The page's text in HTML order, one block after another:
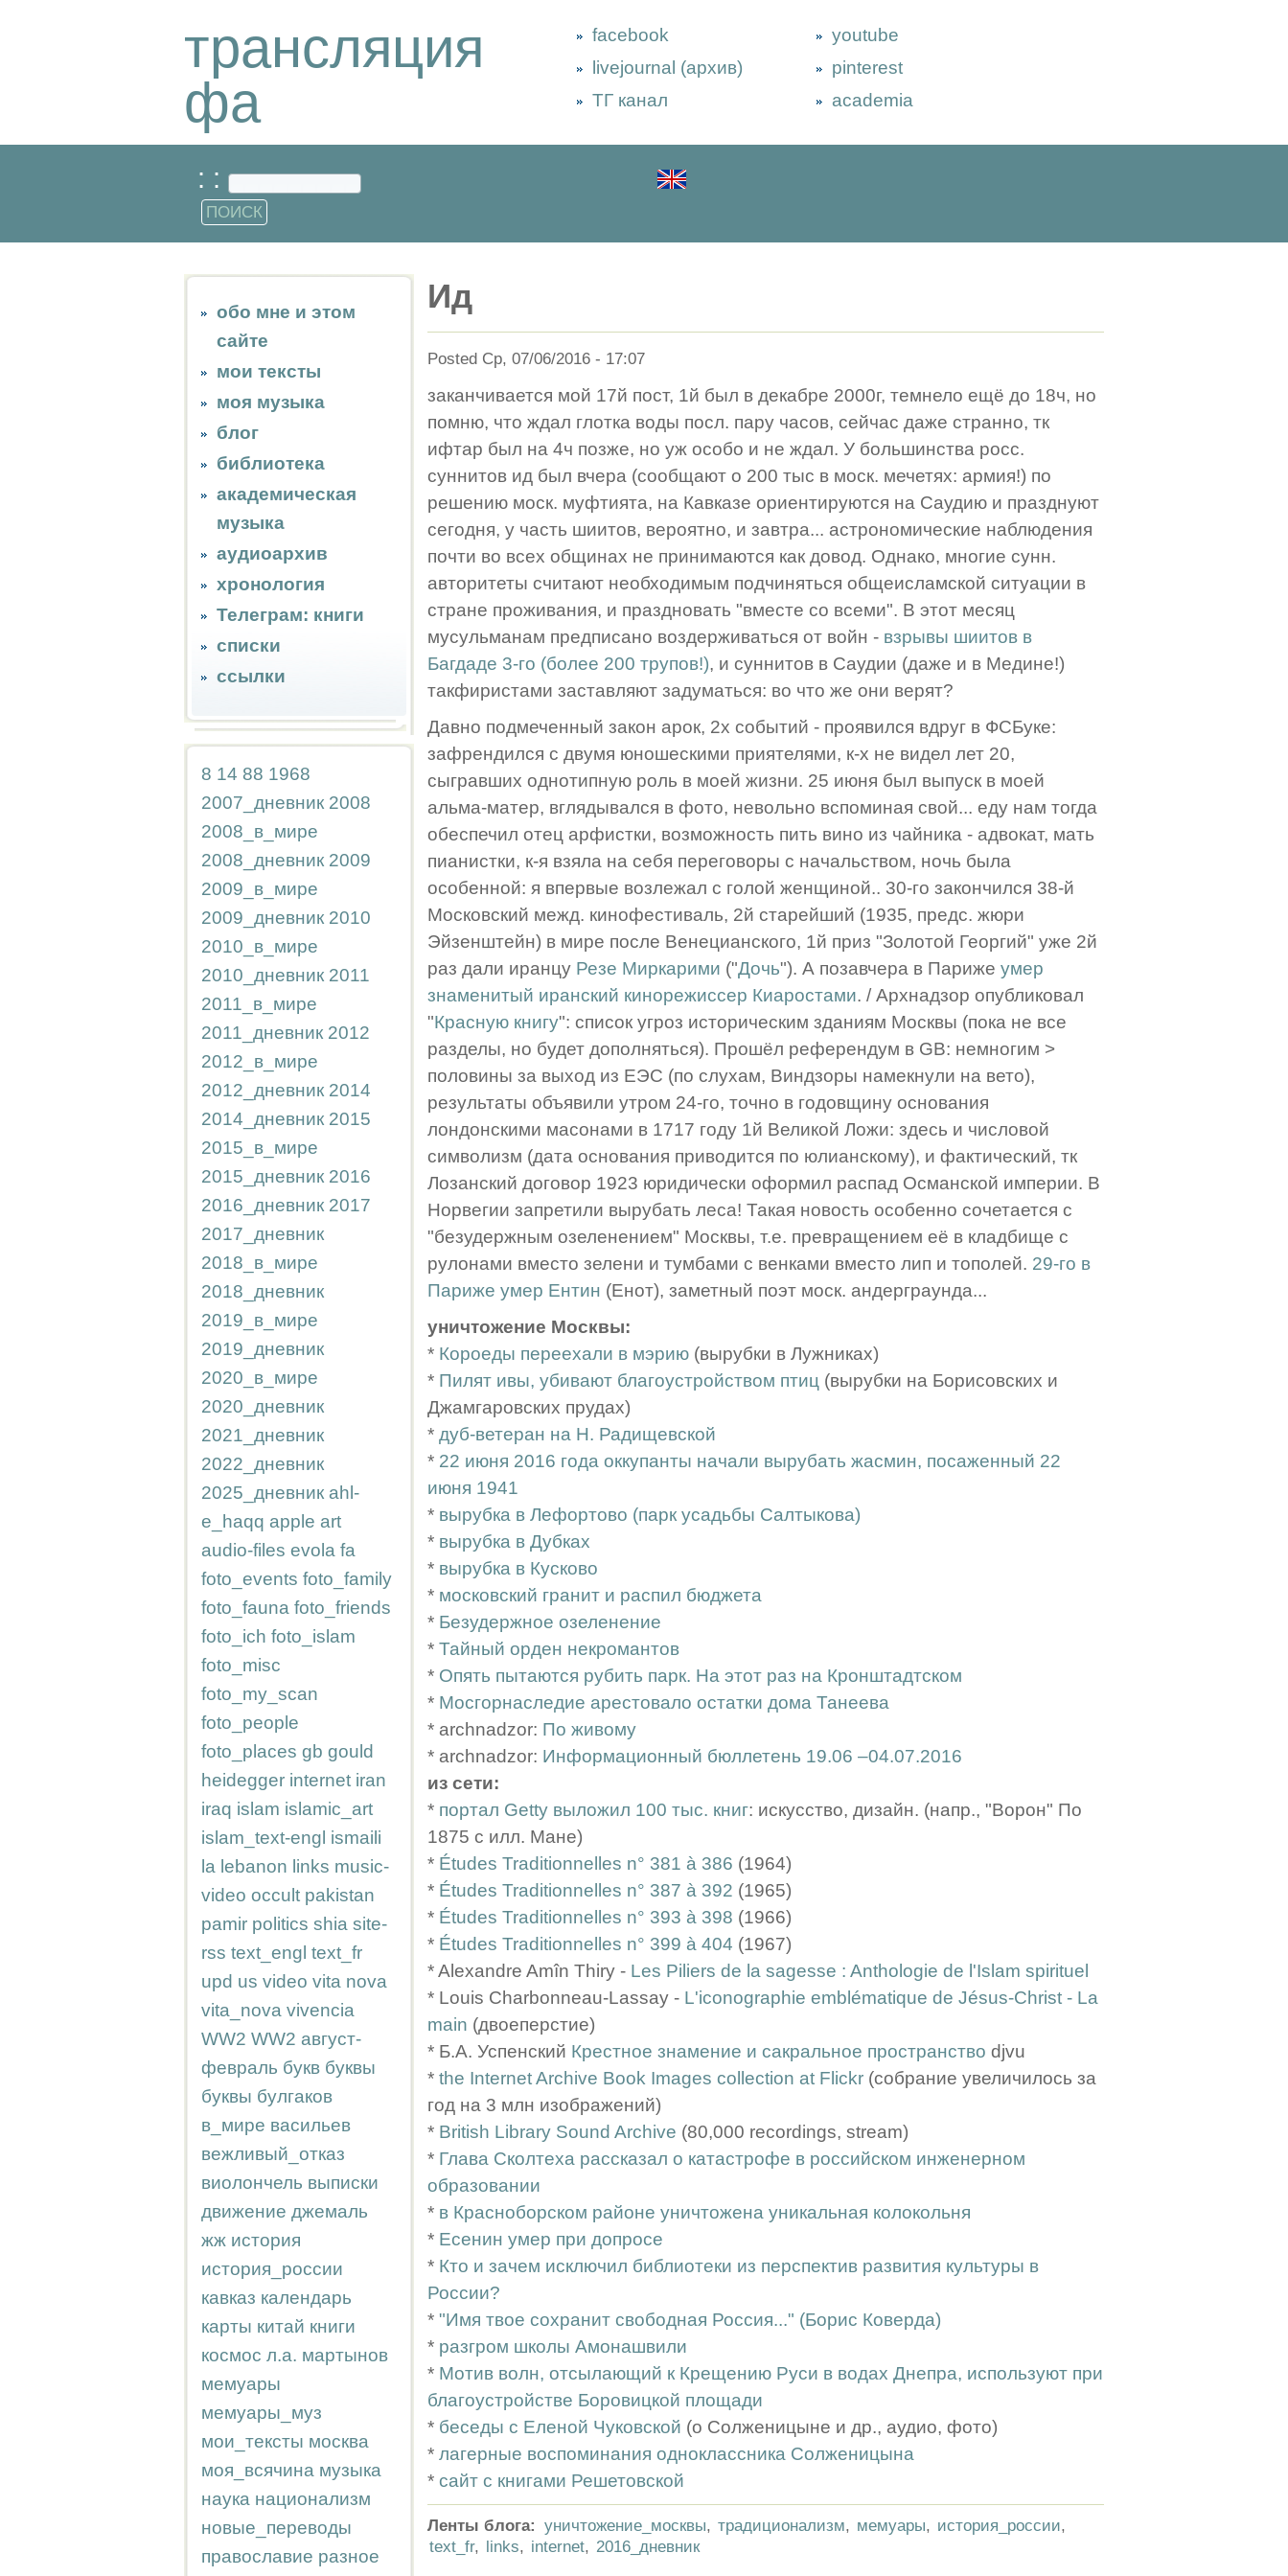
трансляция
фа
facebook
livejournal (архив)
ТГ канал
youtube
pinterest
academia
: :
обо мне и этом
сайте
мои тексты
моя музыка
блог
библиотека
академическая
музыка
аудиоархив
хронология
Телеграм: книги
списки
ссылки
8 14 88 1968
2007_дневник 2008
2008_в_мире
2008_дневник 2009
2009_в_мире
2009_дневник 2010
2010_в_мире
2010_дневник 2011
2011_в_мире
2011_дневник 2012
2012_в_мире
2012_дневник 2014
2014_дневник 2015
2015_в_мире
2015_дневник 2016
2016_дневник 2017
2017_дневник
2018_в_мире
2018_дневник
2019_в_мире
2019_дневник
2020_в_мире
2020_дневник
2021_дневник
2022_дневник
2025_дневник ahl-
e_haqq apple art
audio-files evola fa
foto_events foto_family
foto_fauna foto_friends
foto_ich foto_islam
foto_misc
foto_my_scan
foto_people
foto_places gb gould
heidegger internet iran
iraq islam islamic_art
islam_text-engl ismaili
la lebanon links music-
video occult pakistan
pamir politics shia site-
rss text_engl text_fr
upd us video vita nova
vita_nova vivencia
WW2 WW2 август-
февраль букв буквы
буквы булгаков
в_мире васильев
вежливый_отказ
виолончель выписки
движение джемаль
жж история
история_россии
кавказ календарь
карты китай книги
космос л.а. мартынов
мемуары
мемуары_муз
мои_тексты москва
моя_всячина музыка
наука национализм
новые_переводы
православие разное
Ид
Posted Ср, 07/06/2016 - 17:07
заканчивается мой 17й пост, 1й был в декабре 2000г, темнело ещё до 18ч, но
помню, что ждал глотка воды посл. пару часов, сейчас даже странно, тк
ифтар был на 4ч позже, но уж особо и не ждал. У большинства росс.
суннитов ид был вчера (сообщают о 200 тыс в моск. мечетях: армия!) по
решению моск. муфтията, на Кавказе ориентируются на Саудию и празднуют
сегодня, у часть шиитов, вероятно, и завтра... астрономические наблюдения
почти во всех общинах не принимаются как довод. Однако, многие сунн.
авторитеты считают необходимым подчиняться общеисламской ситуации в
стране проживания, и праздновать "вместе со всеми". В этот месяц
мусульманам предписано воздерживаться от войн - взрывы шиитов в
Багдаде 3-го (более 200 трупов!), и суннитов в Саудии (даже и в Медине!)
такфиристами заставляют задуматься: во что же они верят?
Давно подмеченный закон арок, 2х событий - проявился вдруг в ФСБуке:
зафрендился с двумя юношескими приятелями, к-х не видел лет 20,
сыгравших однотипную роль в моей жизни. 25 июня был выпуск в моей
альма-матер, вглядывался в фото, невольно вспоминая свой... еду нам тогда
обеспечил отец арфистки, возможность пить вино из чайника - адвокат, мать
пианистки, к-я взяла на себя переговоры с начальством, ночь была
особенной: я впервые возлежал с голой женщиной.. 30-го закончился 38-й
Московский межд. кинофестиваль, 2й старейший (1935, предс. жюри
Эйзенштейн) в мире после Венецианского, 1й приз "Золотой Георгий" уже 2й
раз дали иранцу Резе Миркарими ("Дочь"). А позавчера в Париже умер
знаменитый иранский кинорежиссер Киаростами. / Архнадзор опубликовал
"Красную книгу": список угроз историческим зданиям Москвы (пока не все
разделы, но будет дополняться). Прошёл референдум в GB: немногим >
половины за выход из ЕЭС (по слухам, Виндзоры намекнули на вето),
результаты объявили утром 24-го, точно в годовщину основания
лондонскими масонами в 1717 году 1й Великой Ложи: здесь и числовой
символизм (дата основания приводится по юлианскому), и фактический, тк
Лозанский договор 1923 юридически оформил распад Османской империи. В
Норвегии запретили вырубать леса! Такая новость особенно сочетается с
"безудержным озеленением" Москвы, т.е. превращением её в кладбище с
рулонами вместо зелени и тумбами с венками вместо лип и тополей. 29-го в
Париже умер Ентин (Енот), заметный поэт моск. андерграунда...
уничтожение Москвы:
* Короеды переехали в мэрию (вырубки в Лужниках)
* Пилят ивы, убивают благоустройством птиц (вырубки на Борисовских и
Джамгаровских прудах)
* дуб-ветеран на Н. Радищевской
* 22 июня 2016 года оккупанты начали вырубать жасмин, посаженный 22
июня 1941
* вырубка в Лефортово (парк усадьбы Салтыкова)
* вырубка в Дубках
* вырубка в Кусково
* московский гранит и распил бюджета
* Безудержное озеленение
* Тайный орден некромантов
* Опять пытаются рубить парк. На этот раз на Кронштадтском
* Мосгорнаследие арестовало остатки дома Танеева
* archnadzor: По живому
* archnadzor: Информационный бюллетень 19.06 –04.07.2016
из сети:
* портал Getty выложил 100 тыс. книг: искусство, дизайн. (напр., "Ворон" По
1875 с илл. Мане)
* Études Traditionnelles n° 381 à 386 (1964)
* Études Traditionnelles n° 387 à 392 (1965)
* Études Traditionnelles n° 393 à 398 (1966)
* Études Traditionnelles n° 399 à 404 (1967)
* Alexandre Amîn Thiry - Les Piliers de la sagesse : Anthologie de l'Islam spirituel
* Louis Charbonneau-Lassay - L'iconographie emblématique de Jésus-Christ - La
main (двоеперстие)
* Б.А. Успенский Крестное знамение и сакральное пространство djvu
* the Internet Archive Book Images collection at Flickr (собрание увеличилось за
год на 3 млн изображений)
* British Library Sound Archive (80,000 recordings, stream)
* Глава Сколтеха рассказал о катастрофе в российском инженерном
образовании
* в Красноборском районе уничтожена уникальная колокольня
* Есенин умер при допросе
* Кто и зачем исключил библиотеки из перспектив развития культуры в
России?
* "Имя твое сохранит свободная Россия..." (Борис Коверда)
* разгром школы Амонашвили
* Мотив волн, отсылающий к Крещению Руси в водах Днепра, используют при
благоустройстве Боровицкой площади
* беседы с Еленой Чуковской (о Солженицыне и др., аудио, фото)
* лагерные воспоминания одноклассника Солженицына
* сайт с книгами Решетовской
Ленты блога: уничтожение_москвы, традиционализм, мемуары, история_россии,
text_fr, links, internet, 2016_дневник